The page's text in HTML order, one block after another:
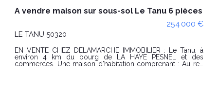
EXCLUSIVITE propriété rénovée 5 chambres avec dépendances sur un terrain d'env. 4550m²à Equilly
347 000 €
EQUILLY 50320
À 15 minutes de Granville , en exclusivité une maison
rénovée pensée pour toute la famille ! Vous rêvez
d'espace, de confort et de tranquillité, tout en restant